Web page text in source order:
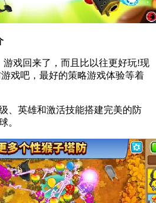
游戏回来了，而且比以往更好玩!现
戏吧，最好的策略游戏体验等着
、英雄和激活技能搭建完美的防
。